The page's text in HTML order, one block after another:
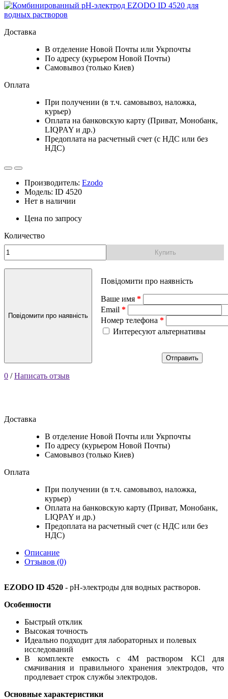
Доставка
В отделение Новой Почты или Укрпочты
По адресу (курьером Новой Почты)
Самовывоз (только Киев)
Оплата
При получении (в т.ч. самовывоз, наложка,
курьер)
Оплата на банковскую карту (Приват, Монобанк,
LIQPAY и др.)
Предоплата на расчетный счет (с НДС или без
НДС)
Производитель: Ezodo
Модель: ID 4520
Нет в наличии
Цена по запросу
Количество
Купить
Повідомити про наявність
Повідомити про наявність
Ваше имя
Email
Номер телефона
Интересуют альтернативы
Отправить
0 /Написать отзыв
Доставка
В отделение Новой Почты или Укрпочты
По адресу (курьером Новой Почты)
Самовывоз (только Киев)
Оплата
При получении (в т.ч. самовывоз, наложка,
курьер)
Оплата на банковскую карту (Приват, Монобанк,
LIQPAY и др.)
Предоплата на расчетный счет (с НДС или без
НДС)
Описание
Отзывов (0)
EZODO ID 4520 - рН-электроды для водных растворов.
Особенности
Быстрый отклик
Высокая точность
Идеально подходит для лабораторных и полевых
исследований
В комплекте емкость с 4М раствором KCl для
смачивания и правильного хранения электродов, что
продлевает строк службы электродов.
Основные характеристики